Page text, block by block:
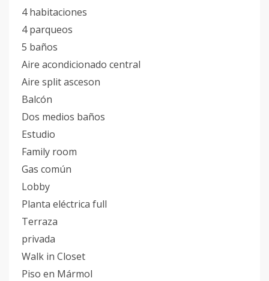
4 habitaciones
4 parqueos
5 baños
Aire acondicionado central
Aire split asceson
Balcón
Dos medios baños
Estudio
Family room
Gas común
Lobby
Planta eléctrica full
Terraza
privada
Walk in Closet
Piso en Mármol